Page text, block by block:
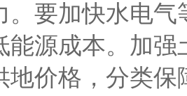
。要加快水电
能源成本。加
地价格，分类